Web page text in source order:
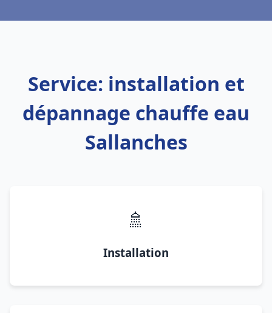
Service: installation et
dépannage chauffe eau
Sallanches
🚿
Installation